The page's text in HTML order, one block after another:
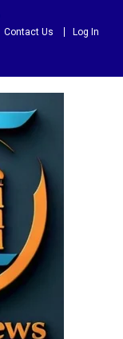
Contact Us Log In